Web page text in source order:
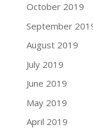
October 2019
September
August 2019
July 2019
June 2019
May 2019
April 2019